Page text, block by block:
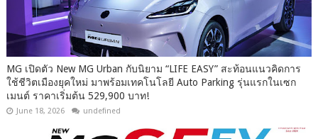
MG เปิดตัว New MG Urban กับนิยาม “LIFE EASY” สะท้อนแนวคิดการ
ใช้ชีวิตเมืองยุคใหม่ มาพร้อมเทคโนโลยี Auto Parking รุ่นแรกในเซก
เมนต์ ราคาเริ่มต้น 529,900 บาท!
June 18, 2026 undefined